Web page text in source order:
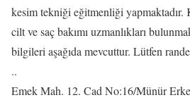
kesim tekniği eğitmenliği yapmaktadır.
cilt ve saç bakımı uzmanlıkları
bilgileri aşağıda mevcuttur. Lütfen
..
Emek Mah. 12. Cad No:16/Münür